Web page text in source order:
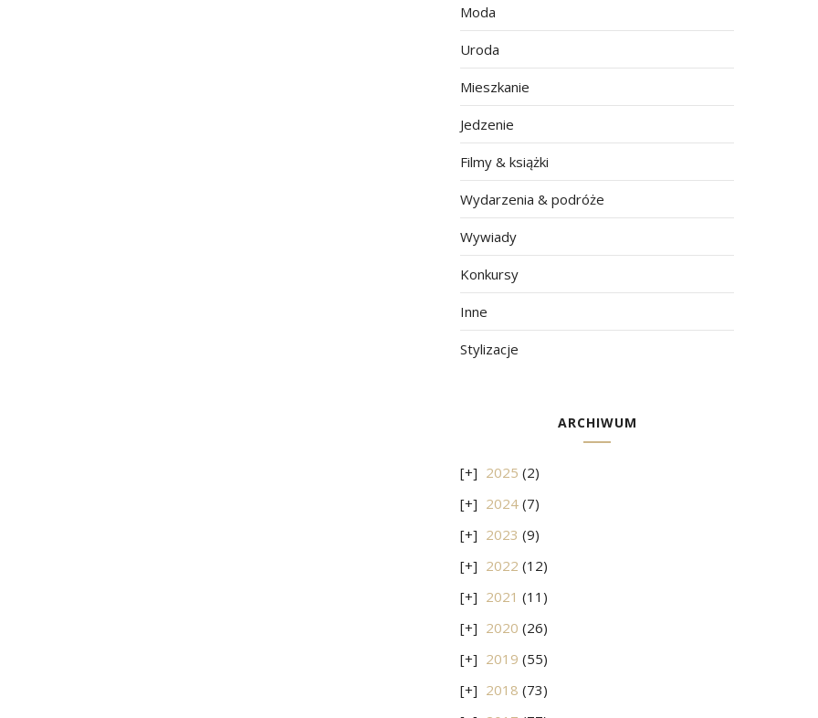
Moda
Uroda
Mieszkanie
Jedzenie
Filmy & książki
Wydarzenia & podróże
Wywiady
Konkursy
Inne
Stylizacje
ARCHIWUM
2025 (2)
2024 (7)
2023 (9)
2022 (12)
2021 (11)
2020 (26)
2019 (55)
2018 (73)